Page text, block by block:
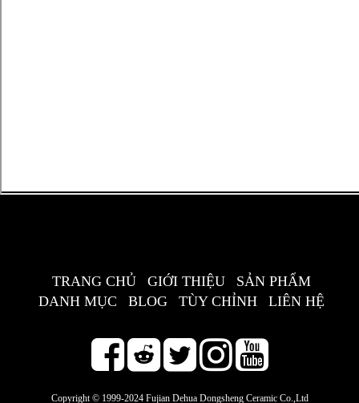
TRANG CHỦ GIỚI THIỆU
SẢN PHẨM
DANH MỤC
BLOG TÙY CHỈNH LIÊN HỆ
Copyright © 1999-2024 Fujian Dehua Dongsheng Ceramic Co.,Ltd